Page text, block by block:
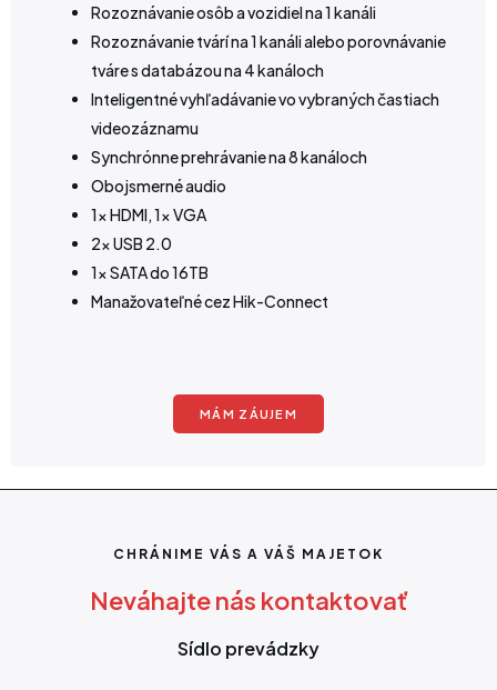
Rozoznávanie osôb a vozidiel na 1 kanáli
Rozoznávanie tvárí na 1 kanáli alebo porovnávanie
tváre s databázou na 4 kanáloch
Inteligentné vyhľadávanie vo vybraných častiach
videozáznamu
Synchrónne prehrávanie na 8 kanáloch
Obojsmerné audio
1x HDMI, 1x VGA
2x USB 2.0
1x SATA do 16TB
Manažovateľné cez Hik-Connect
MÁM ZÁUJEM
CHRÁNIME VÁS A VÁŠ MAJETOK
Neváhajte nás kontaktovať
Sídlo prevádzky